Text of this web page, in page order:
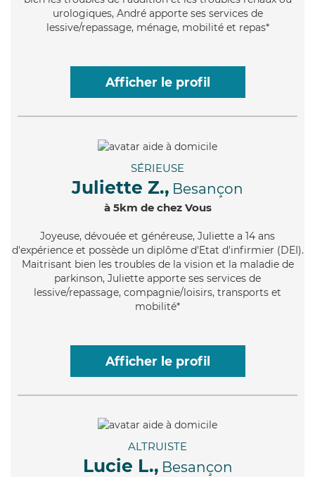
urologiques, André apporte ses services de
lessive/repassage, ménage, mobilité et repas*
Afficher le profil
SÉRIEUSE
Juliette Z., Besançon
à 5km de chez Vous
Joyeuse, dévouée et généreuse, Juliette a 14 ans
d'expérience et possède un diplôme d'Etat d'infirmier (DEI).
Maitrisant bien les troubles de la vision et la maladie de
parkinson, Juliette apporte ses services de
lessive/repassage, compagnie/loisirs, transports et
mobilité*
Afficher le profil
ALTRUISTE
Lucie L., Besançon